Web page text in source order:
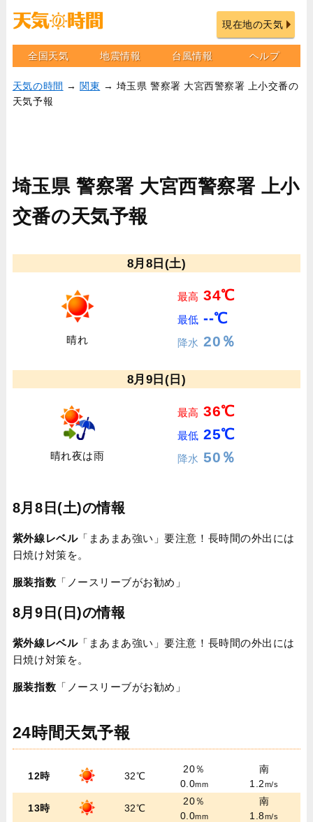
現在地の天気
全国天気 地震情報 台風情報 ヘルプ
天気の時間 → 関東 → 埼玉県 警察署 大宮西警察署 上小交番の
天気予報
埼玉県 警察署 大宮西警察署 上小
交番の天気予報
8月8日(土)
晴れ
最高 34℃
最低 --℃
降水 20％
8月9日(日)
晴れ夜は雨
最高 36℃
最低 25℃
降水 50％
8月8日(土)の情報
紫外線レベル「まあまあ強い」要注意！長時間の外出には
日焼け対策を。
服装指数 「ノースリーブがお勧め」
8月9日(日)の情報
紫外線レベル「まあまあ強い」要注意！長時間の外出には
日焼け対策を。
服装指数 「ノースリーブがお勧め」
24時間天気予報
12時 32℃
20％
0.0mm
南
1.2m/s
13時 32℃
20％
0.0mm
南
1.8m/s